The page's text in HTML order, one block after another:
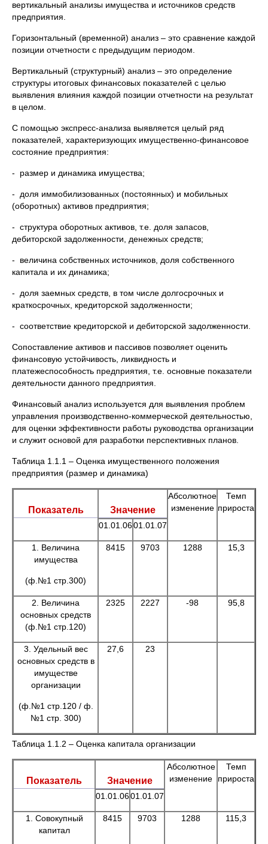
вертикальный анализы имущества и источников средств
предприятия.
Горизонтальный (временной) анализ – это сравнение каждой
позиции отчетности с предыдущим периодом.
Вертикальный (структурный) анализ – это определение
структуры итоговых финансовых показателей с целью
выявления влияния каждой позиции отчетности на результат
в целом.
С помощью экспресс-анализа выявляется целый ряд
показателей, характеризующих имущественно-финансовое
состояние предприятия:
- размер и динамика имущества;
- доля иммобилизованных (постоянных) и мобильных
(оборотных) активов предприятия;
- структура оборотных активов, т.е. доля запасов,
дебиторской задолженности, денежных средств;
- величина собственных источников, доля собственного
капитала и их динамика;
- доля заемных средств, в том числе долгосрочных и
краткосрочных, кредиторской задолженности;
- соответствие кредиторской и дебиторской задолженности.
Сопоставление активов и пассивов позволяет оценить
финансовую устойчивость, ликвидность и
платежеспособность предприятия, т.е. основные показатели
деятельности данного предприятия.
Финансовый анализ используется для выявления проблем
управления производственно-коммерческой деятельностью,
для оценки эффективности работы руководства организации
и служит основой для разработки перспективных планов.
Таблица 1.1.1 – Оценка имущественного положения
предприятия (размер и динамика)
Показатель Значение
Абсолютное
изменение
Темп
прироста
01.01.0601.01.07
1. Величина
имущества
(ф.№1 стр.300)
8415 9703 1288 15,3
2. Величина
основных средств
(ф.№1 стр.120)
2325 2227 -98 95,8
3. Удельный вес
основных средств в
имуществе
организации
(ф.№1 стр.120 / ф.
№1 стр. 300)
27,6 23
Таблица 1.1.2 – Оценка капитала организации
Показатель Значение
Абсолютное
изменение
Темп
прироста
01.01.0601.01.07
1. Совокупный
капитал
8415 9703 1288 115,3